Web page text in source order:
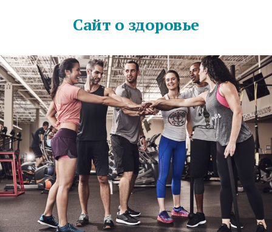
Сайт о здоровье